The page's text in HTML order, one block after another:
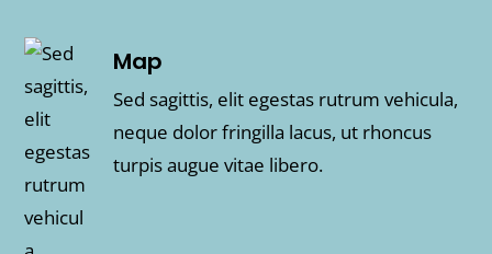
Map
Sed sagittis, elit egestas rutrum vehicula,
neque dolor fringilla lacus, ut rhoncus
turpis augue vitae libero.